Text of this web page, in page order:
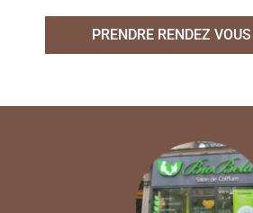
PRENDRE RENDEZ VOUS